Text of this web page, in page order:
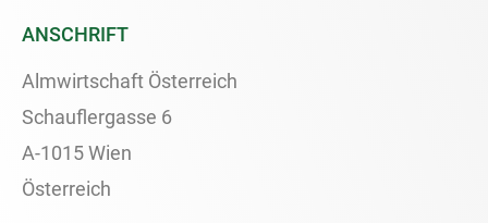
ANSCHRIFT
Almwirtschaft Österreich
Schauflergasse 6
A-1015 Wien
Österreich